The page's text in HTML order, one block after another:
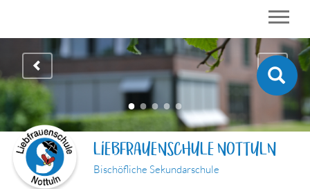
LIEBFRAUENSCHULE NOTTULN
Bischöfliche Sekundarschule